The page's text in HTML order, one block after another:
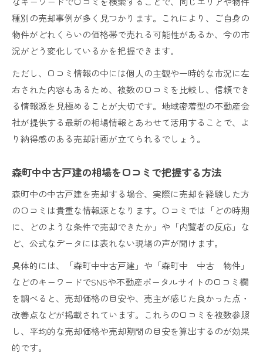
種別の売却事例が多く見つかります。これにより、ご自身の
物件がどれくらいの価格帯で売れる可能性があるか、今の市
況がどう変化しているかを把握できます。
ただし、口コミ情報の中には個人の主観や一時的な市況に左
右された内容もあるため、複数の口コミを比較し、信頼でき
る情報源を見極めることが大切です。地域密着型の不動産会
社が提供する最新の相場情報とあわせて活用することで、よ
り納得感のある売却計画が立てられるでしょう。
森町中中古戸建の相場を口コミで把握する方法
森町中の中古戸建を売却する場合、実際に売却を経験した方
の口コミは貴重な情報源となります。口コミでは「どの時期
に、どのような条件で売却できたか」や「内覧者の反応」な
ど、公式なデータには表れない現場の声が聞けます。
具体的には、「森町中中古戸建」や「森町中 中古 物件」
などのキーワードでSNSや不動産ポータルサイトの口コミ欄
を調べると、売却価格の目安や、売主が感じた良かった点・
改善点などが掲載されています。これらの口コミを複数参照
し、平均的な売却価格や売却期間の目安を算出するのが効果
的です。